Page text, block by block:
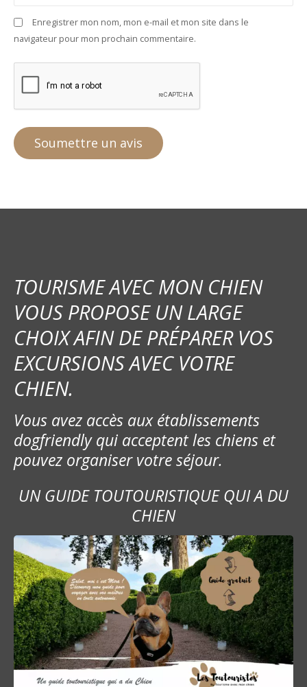
Enregistrer mon nom, mon e-mail et mon site dans le
navigateur pour mon prochain commentaire.
TOURISME AVEC MON CHIEN
VOUS PROPOSE UN LARGE
CHOIX AFIN DE PRÉPARER VOS
EXCURSIONS AVEC VOTRE
CHIEN.
Vous avez accès aux établissements
dogfriendly qui acceptent les chiens et
pouvez organiser votre séjour.
UN GUIDE TOUTOURISTIQUE QUI A DU
CHIEN